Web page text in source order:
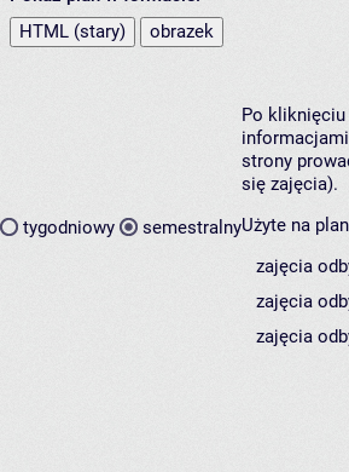
HTML (stary)
obrazek
tygodniowy semestralny
Po
strony
się zajęcia).
Użyte na
zajęcia
zajęcia
zajęcia